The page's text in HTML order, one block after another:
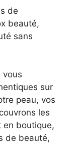
de
beauté,
sans
vous
sur
peau, vos
les
en boutique,
de beauté,